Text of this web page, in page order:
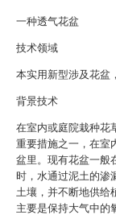
一种透气花盆
技术领域
本实用新型涉及花盆
背景技术
在室内或庭院栽种花
重要措施之一，在室
盆里。现有花盆一般
时，水通过泥土的渗
土壤，并不断地供给
主要是保持大气中的